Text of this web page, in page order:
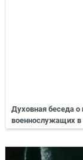
Духовная беседа
военнослужащих